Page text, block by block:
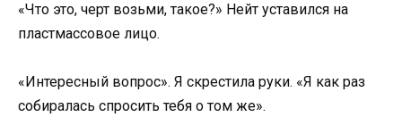
«Что это, черт возьми, такое?» Нейт уставился на
пластмассовое лицо.
«Интересный вопрос». Я скрестила руки. «Я как раз
собиралась спросить тебя о том же».